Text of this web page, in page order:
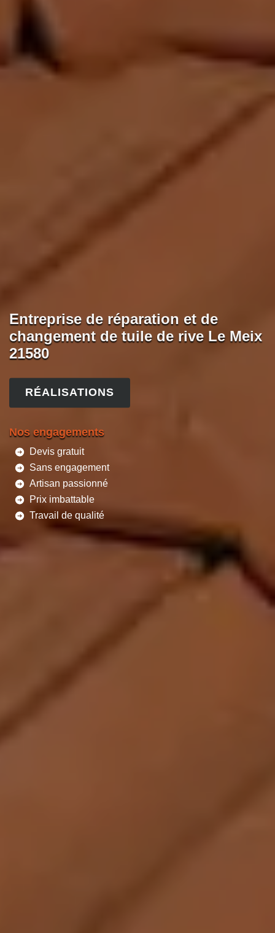
Entreprise de réparation et de
changement de tuile de rive Le Meix
21580
RÉALISATIONS
Nos engagements
Devis gratuit
Sans engagement
Artisan passionné
Prix imbattable
Travail de qualité